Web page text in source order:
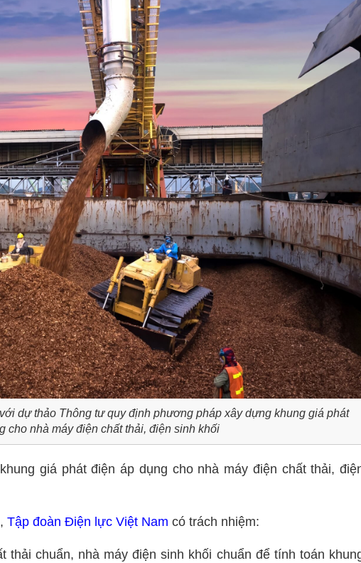
dự thảo Thông tư quy định phương pháp xây dựng khung giá phát
cho nhà máy điện chất thải, điện sinh khối
giá phát điện áp dụng cho nhà máy điện chất thải,
Tập đoàn Điện lực Việt Nam có trách nhiệm:
thải chuẩn, nhà máy điện sinh khối chuẩn để tính toán